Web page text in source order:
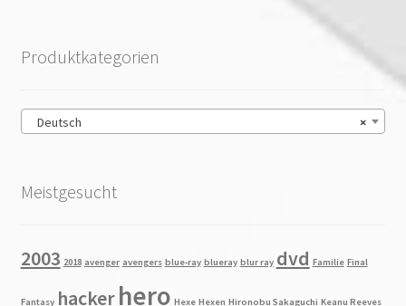
Produktkategorien
×
Deutsch
Meistgesucht
2003 2018 avenger avengers blue-ray blueray blur ray dvd Familie Final
Fantasy hackerhero Hexe Hexen Hironobu Sakaguchi Keanu Reeves